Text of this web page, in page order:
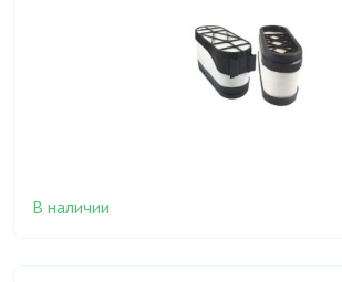
В наличии